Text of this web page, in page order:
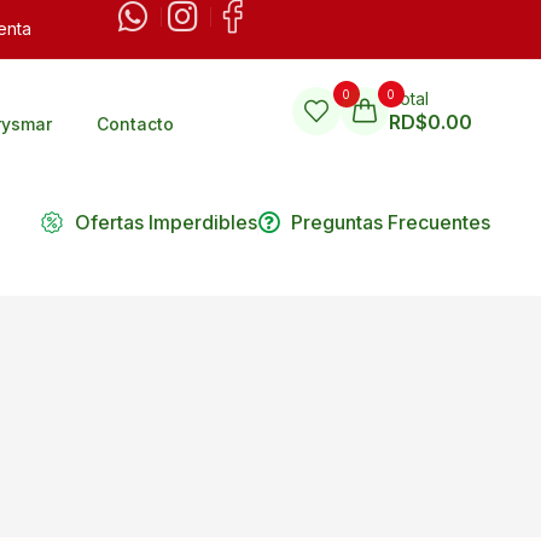
Contacto
0 0Total
RD$0.00
Ofertas Imperdibles Preguntas Frecuentes